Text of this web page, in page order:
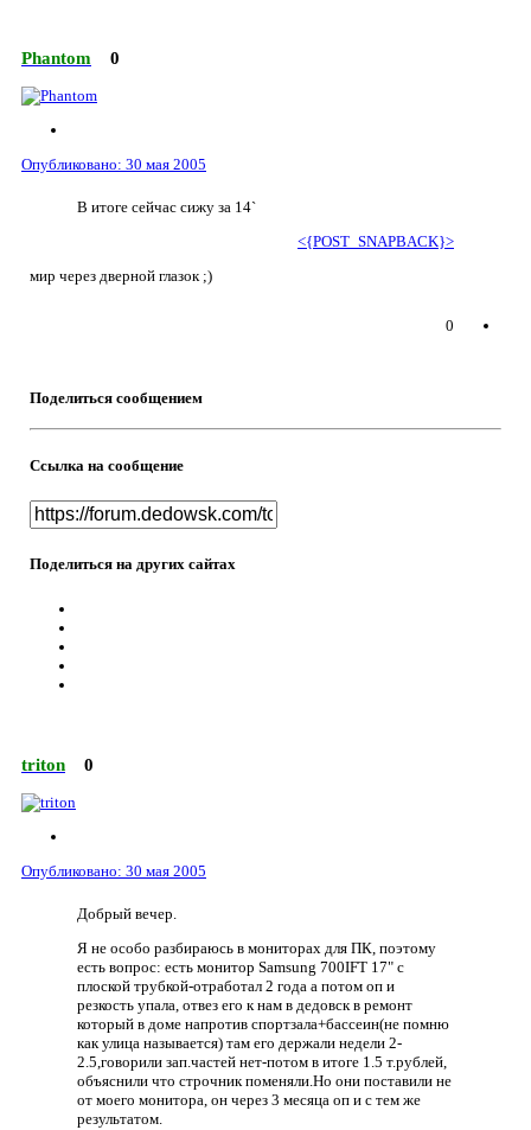
Phantom 0
Опубликовано: 30 мая 2005
В итоге сейчас сижу за 14`
<{POST_SNAPBACK}>
мир через дверной глазок ;)
0
Поделиться сообщением
Ссылка на сообщение
Поделиться на других сайтах
triton 0
Опубликовано: 30 мая 2005
Добрый вечер.
Я не особо разбираюсь в мониторах для ПК, поэтому
есть вопрос: есть монитор Samsung 700IFT 17" с
плоской трубкой-отработал 2 года а потом оп и
резкость упала, отвез его к нам в дедовск в ремонт
который в доме напротив спортзала+бассеин(не помню
как улица называется) там его держали недели 2-
2.5,говорили зап.частей нет-потом в итоге 1.5 т.рублей,
объяснили что строчник поменяли.Но они поставили не
от моего монитора, он через 3 месяца оп и с тем же
результатом.